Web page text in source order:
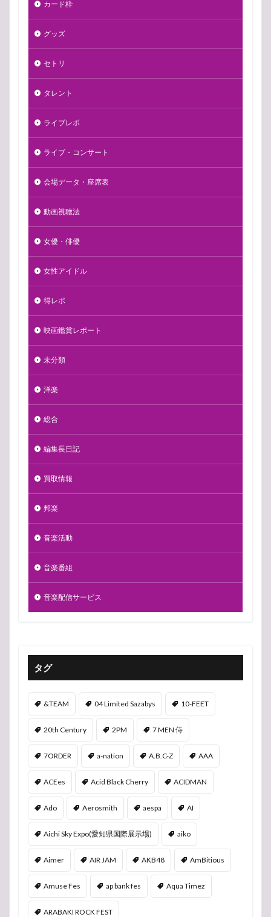
カード枠
グッズ
セトリ
タレント
ライブレポ
ライブ・コンサート
会場データ・座席表
動画視聴法
女優・俳優
女性アイドル
得レポ
映画鑑賞レポート
未分類
洋楽
総合
編集長日記
買取情報
邦楽
音楽活動
音楽番組
音楽配信サービス
タグ
&TEAM 04 Limited Sazabys 10-FEET
20th Century 2PM 7 MEN 侍
7ORDER a-nation A.B.C-Z AAA
ACEes Acid Black Cherry ACIDMAN
Ado Aerosmith aespa AI
Aichi Sky Expo(愛知県国際展示場) aiko
Aimer AIR JAM AKB48 AmBitious
Amuse Fes ap bank fes Aqua Timez
ARABAKI ROCK FEST